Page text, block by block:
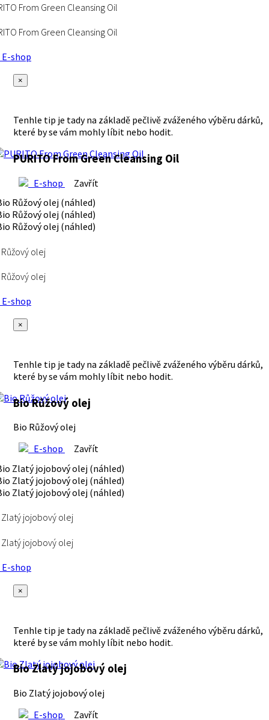
From Green Cleansing Oil
From Green Cleansing Oil
shop
×
Tenhle tip je tady na základě pečlivě zváženého výběru dárků,
které by se vám mohly líbit nebo hodit.
PURITO From Green Cleansing Oil
E-shop Zavřít
olej
olej
shop
×
Tenhle tip je tady na základě pečlivě zváženého výběru dárků,
které by se vám mohly líbit nebo hodit.
Bio Růžový olej
Bio Růžový olej
E-shop
Zavřít
Zlatý jojobový olej
Zlatý jojobový olej
shop
×
Tenhle tip je tady na základě pečlivě zváženého výběru dárků,
které by se vám mohly líbit nebo hodit.
Bio Zlatý jojobový olej
Bio Zlatý jojobový olej
E-shop
Zavřít